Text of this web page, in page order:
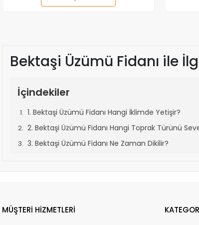
Adet
Bektaşi Üzümü Fidanı ile
İçindekiler
1. Bektaşi Üzümü Fidanı Hangi İklimde Yetişir?
2. Bektaşi Üzümü Fidanı Hangi Toprak Türünü
3. Bektaşi Üzümü Fidanı Ne Zaman Dikilir?
5. Bektaşi Üzümü Fidanı Hangi Aralıklarla
7. Bektaşi Üzümü Fidanı Nasıl Sulanmalıdır?
MÜŞTERİ HİZMETLERİ